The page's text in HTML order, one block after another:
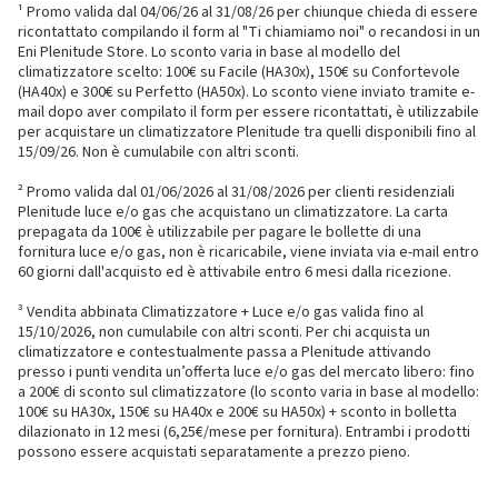
¹ Promo valida dal 04/06/26 al 31/08/26 per chiunque chieda di essere
ricontattato compilando il form al "Ti chiamiamo noi" o recandosi in un
Eni Plenitude Store. Lo sconto varia in base al modello del
climatizzatore scelto: 100€ su Facile (HA30x), 150€ su Confortevole
(HA40x) e 300€ su Perfetto (HA50x). Lo sconto viene inviato tramite e-
mail dopo aver compilato il form per essere ricontattati, è utilizzabile
per acquistare un climatizzatore Plenitude tra quelli disponibili fino al
15/09/26. Non è cumulabile con altri sconti.
² Promo valida dal 01/06/2026 al 31/08/2026 per clienti residenziali
Plenitude luce e/o gas che acquistano un climatizzatore. La carta
prepagata da 100€ è utilizzabile per pagare le bollette di una
fornitura luce e/o gas, non è ricaricabile, viene inviata via e-mail entro
60 giorni dall'acquisto ed è attivabile entro 6 mesi dalla ricezione.
³ Vendita abbinata Climatizzatore + Luce e/o gas valida fino al
15/10/2026, non cumulabile con altri sconti. Per chi acquista un
climatizzatore e contestualmente passa a Plenitude attivando
presso i punti vendita un’offerta luce e/o gas del mercato libero: fino
a 200€ di sconto sul climatizzatore (lo sconto varia in base al modello:
100€ su HA30x, 150€ su HA40x e 200€ su HA50x) + sconto in bolletta
dilazionato in 12 mesi (6,25€/mese per fornitura). Entrambi i prodotti
possono essere acquistati separatamente a prezzo pieno.